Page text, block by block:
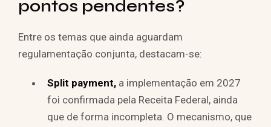
pontos pendentes?
Entre os temas que ainda aguardam
regulamentação conjunta, destacam-se:
Split payment, a implementação em 2027
foi confirmada pela Receita Federal, ainda
que de forma incompleta. O mecanismo, que